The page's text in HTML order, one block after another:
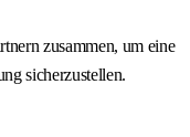
zusammen, um eine
sicherzustellen.